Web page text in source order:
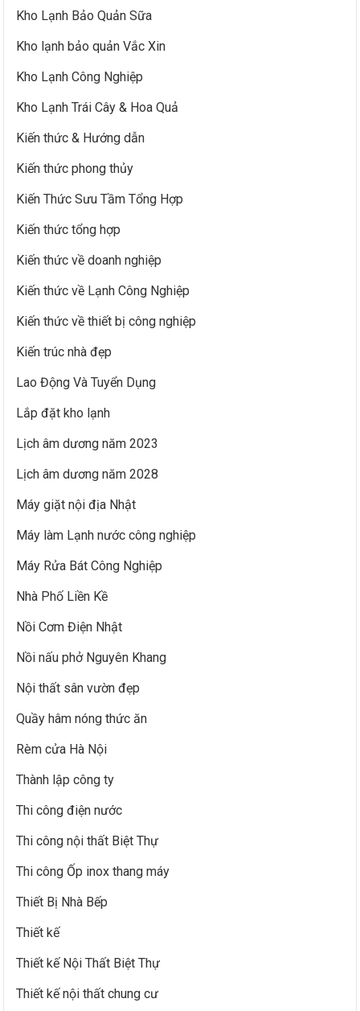
Kho Lạnh Bảo Quản Sữa
Kho lạnh bảo quản Vắc Xin
Kho Lạnh Công Nghiệp
Kho Lạnh Trái Cây & Hoa Quả
Kiến thức & Hướng dẫn
Kiến thức phong thủy
Kiến Thức Sưu Tầm Tổng Hợp
Kiến thức tổng hợp
Kiến thức về doanh nghiệp
Kiến thức về Lạnh Công Nghiệp
Kiến thức về thiết bị công nghiệp
Kiến trúc nhà đẹp
Lao Động Và Tuyển Dụng
Lắp đặt kho lạnh
Lịch âm dương năm 2023
Lịch âm dương năm 2028
Máy giặt nội địa Nhật
Máy làm Lạnh nước công nghiệp
Máy Rửa Bát Công Nghiệp
Nhà Phố Liền Kề
Nồi Cơm Điện Nhật
Nồi nấu phở Nguyên Khang
Nội thất sân vườn đẹp
Quầy hâm nóng thức ăn
Rèm cửa Hà Nội
Thành lập công ty
Thi công điện nước
Thi công nội thất Biệt Thự
Thi công Ốp inox thang máy
Thiết Bị Nhà Bếp
Thiết kế
Thiết kế Nội Thất Biệt Thự
Thiết kế nội thất chung cư